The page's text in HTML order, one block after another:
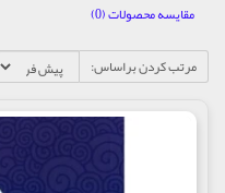
مقایسه محصولات (0)
مرتب کردن براساس: